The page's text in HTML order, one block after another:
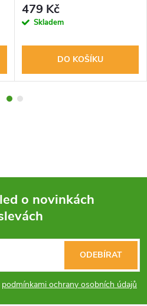
479 Kč
Skladem
DO KOŠÍKU
o novinkách
podmínkami ochrany osobních údajů
ODEBÍRAT